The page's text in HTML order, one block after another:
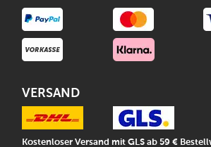
VERSAND
Kostenloser Versand mit GLS ab 59 €